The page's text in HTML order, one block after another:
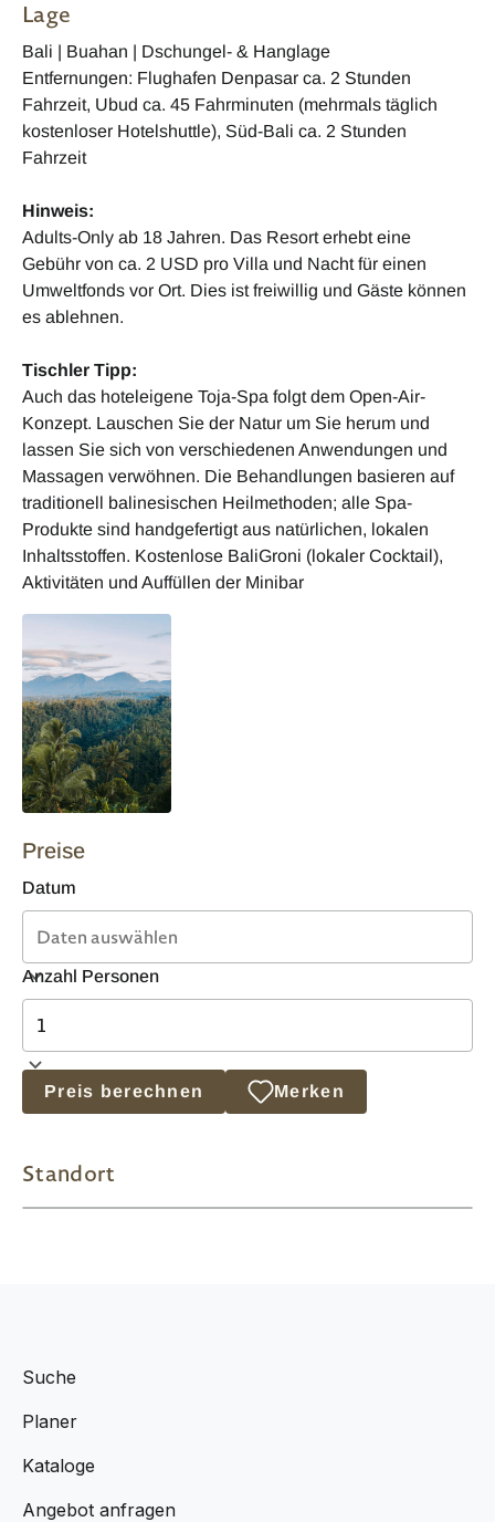
Lage
Bali | Buahan | Dschungel- & Hanglage
Entfernungen: Flughafen Denpasar ca. 2 Stunden
Fahrzeit, Ubud ca. 45 Fahrminuten (mehrmals täglich
kostenloser Hotelshuttle), Süd-Bali ca. 2 Stunden
Fahrzeit
Hinweis:
Adults-Only ab 18 Jahren. Das Resort erhebt eine
Gebühr von ca. 2 USD pro Villa und Nacht für einen
Umweltfonds vor Ort. Dies ist freiwillig und Gäste können
es ablehnen.
Tischler Tipp:
Auch das hoteleigene Toja-Spa folgt dem Open-Air-
Konzept. Lauschen Sie der Natur um Sie herum und
lassen Sie sich von verschiedenen Anwendungen und
Massagen verwöhnen. Die Behandlungen basieren auf
traditionell balinesischen Heilmethoden; alle Spa-
Produkte sind handgefertigt aus natürlichen, lokalen
Inhaltsstoffen. Kostenlose BaliGroni (lokaler Cocktail),
Aktivitäten und Auffüllen der Minibar
Preise
Datum
Anzahl Personen
Preis berechnen Merken
Standort
Suche
Planer
Kataloge
Angebot anfragen